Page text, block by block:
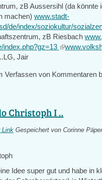
is
external)
zB Aussersihl (da könnte
machen) www.stadt-
de/index/soziokultur/
zB Riesbach
index.php?gz=13 (link
Jair
Verfassen von Kommentaren
Christoph I ..
Link Gespeichert von Corinne Päper
Idee super gut und habe in